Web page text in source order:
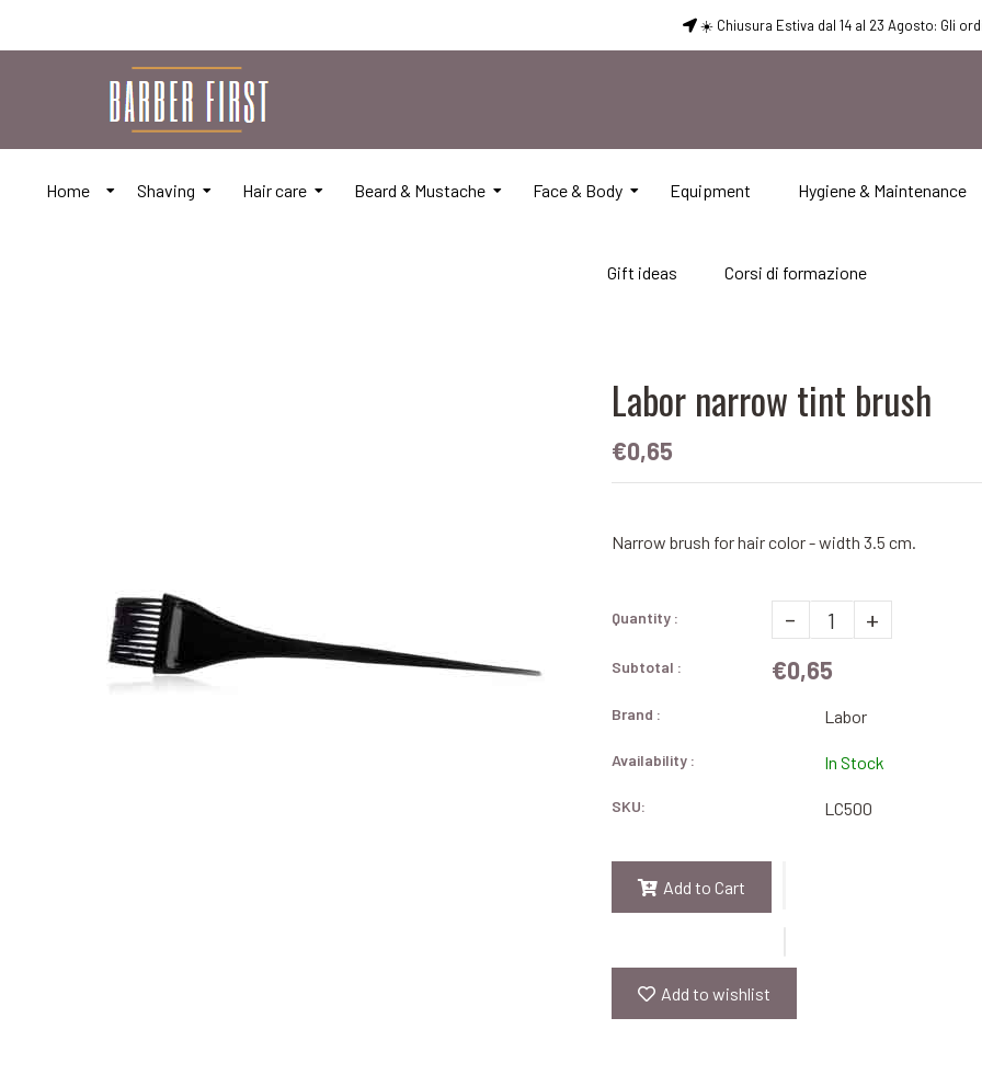
☀️ Chiusura Estiva dal 14 al 23 Agosto: Gli
Home Shaving Hair care Beard & Mustache Face & Body Equipment Hygiene & Maintenance
Gift ideas Corsi di formazione
Labor narrow tint brush
€0,65
Narrow brush for hair color - width 3.5 cm.
Quantity : - +
Subtotal : €0,65
Brand : Labor
Availability : In Stock
SKU: LC500
Add to Cart
Add to wishlist